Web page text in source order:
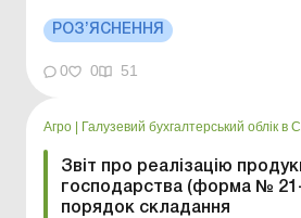
Мінагрополітики. Ознайомтесь,
категорично заборонено на ринку.
Звіт про реалізацію продукції
(форма № 21-...
РОЗ’ЯСНЕННЯ
0 0 51
Агро Галузевий бухгалтерський облік в
Звіт про реалізацію
господарства (форма № 21-
порядок складання